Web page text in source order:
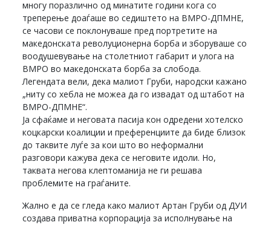
многу поразлично од минатите години кога со
треперење доаѓаше во седиштето на ВМРО-ДПМНЕ,
се часови се поклонуваше пред портретите на
македонската револуционерна борба и зборуваше со
воодушевување на столетниот габарит и улога на
ВМРО во македонската борба за слобода.
Легендата вели, дека малиот Груби, народски кажано
„ниту со хебла не можеа да го извадат од штабот на
ВМРО-ДПМНЕ“.
Ја сфаќаме и неговата пасија кон одредени хотелско
коцкарски коалиции и преференциите да биде близок
до таквите луѓе за кои што во неформални
разговори кажува дека се неговите идоли. Но,
таквата негова клептоманија не ги решава
проблемите на граѓаните.
Жално е да се гледа како малиот Артан Груби од ДУИ
создава приватна корпорација за исполнување на